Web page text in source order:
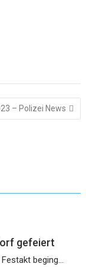
– Polizei News
gefeiert
beging...